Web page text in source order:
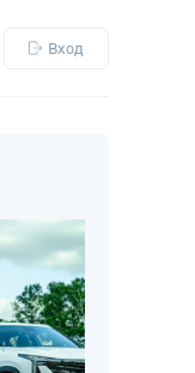
Вход